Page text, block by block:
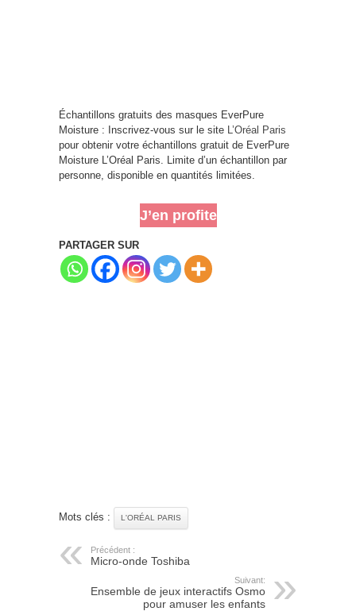
Échantillons gratuits des masques EverPure
Moisture : Inscrivez-vous sur le site L’Oréal Paris
pour obtenir votre échantillons gratuit de EverPure
Moisture L’Oréal Paris. Limite d’un échantillon par
personne, disponible en quantités limitées.
J’en profite
PARTAGER SUR
Mots clés : L'ORÉAL PARIS
Précédent :
Micro-onde Toshiba
Suivant:
Ensemble de jeux interactifs Osmo
pour amuser les enfants